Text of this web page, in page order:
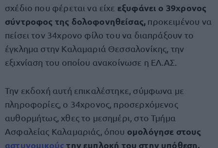
σχέδιο που φέρεται να είχε εξυφάνει ο 39χρονος
σύντροφος της δολοφονηθείσας, προκειμένου να
πείσει τον 34χρονο φίλο του να διαπράξουν το
έγκλημα στην Καλαμαριά Θεσσαλονίκης, την
εξιχνίαση του οποίου ανακοίνωσε η ΕΛ.ΑΣ.
Την εκδοχή αυτή επικαλέστηκε, σύμφωνα με
πληροφορίες, ο 34χρονος, προσερχόμενος
αυθορμήτως, χθες το μεσημέρι, στο Τμήμα
Ασφαλείας Καλαμαριάς, όπου ομολόγησε στους
αστυνομικούςτην εμπλοκή του στην υπόθεση,